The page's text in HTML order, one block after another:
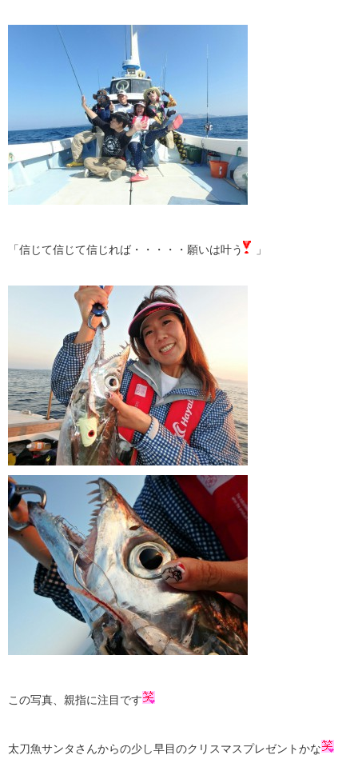
「信じて信じて信じれば・・・・・願いは叶う 」
この写真、親指に注目です
太刀魚サンタさんからの少し早目のクリスマスプレゼントかな